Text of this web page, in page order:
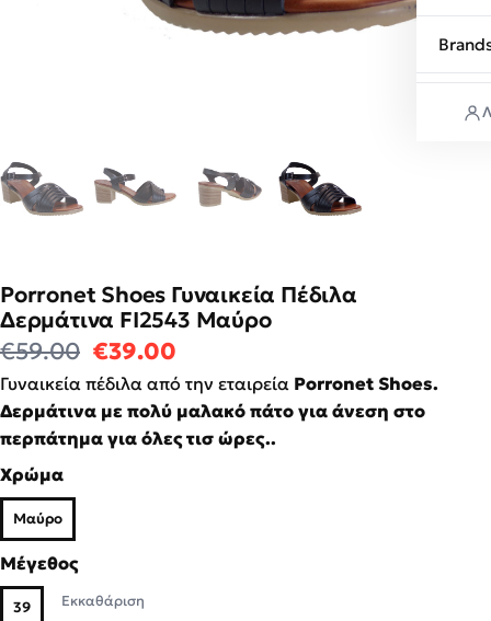
Porronet Shoes Γυναικεία Πέδιλα
Δερμάτινα FI2543 Μαύρο
€59.00 Original price was: €59.00.
€39.00
Γυναικεία πέδιλα από την εταιρεία Porronet Shoes.
Δερμάτινα με πολύ μαλακό πάτο για άνεση στο
περπάτημα για όλες τισ ώρες..
Χρώμα
Μαύρο
Μέγεθος
39 Εκκαθάριση